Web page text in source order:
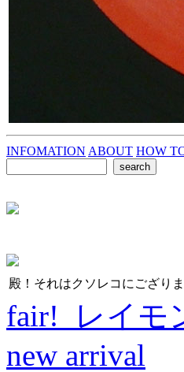
INFOMATION ABOUT HOW
殿！それはクソレコにござりま
fair! レイモ
new arrival